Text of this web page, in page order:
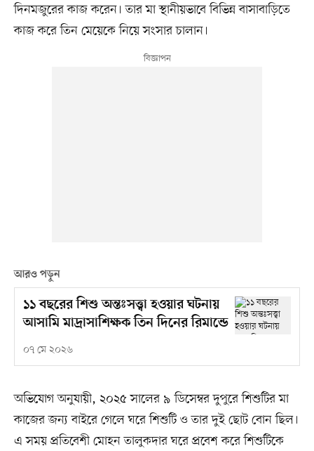
দিনমজুরের কাজ করেন। তার মা স্থানীয়ভাবে বিভিন্ন বাসাবাড়িতে
কাজ করে তিন মেয়েকে নিয়ে সংসার চালান।
আরও পড়ুন
১১ বছরের শিশু অন্তঃসত্ত্বা হওয়ার ঘটনায়
আসামি মাদ্রাসাশিক্ষক তিন দিনের রিমান্ডে
০৭ মে ২০২৬
অভিযোগ অনুযায়ী, ২০২৫ সালের ৯ ডিসেম্বর দুপুরে শিশুটির মা
কাজের জন্য বাইরে গেলে ঘরে শিশুটি ও তার দুই ছোট বোন ছিল।
এ সময় প্রতিবেশী মোহন তালুকদার ঘরে প্রবেশ করে শিশুটিকে